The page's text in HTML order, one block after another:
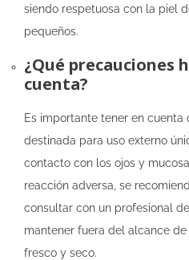
siendo respetuosa con la piel
pequeños.
¿Qué precauciones
cuenta?
Es importante tener en cuenta
destinada para uso externo
contacto con los ojos y
reacción adversa, se
consultar con un profesional
mantener fuera del alcance
fresco y seco.